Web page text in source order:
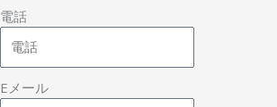
電話
Eメール